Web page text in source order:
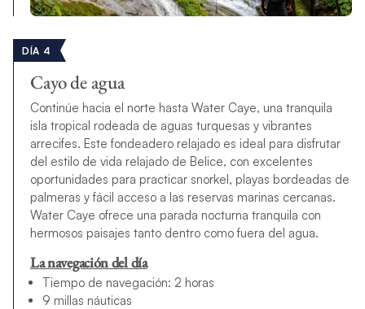
DÍA 4
Cayo de agua
Continúe hacia el norte hasta Water Caye, una tranquila
isla tropical rodeada de aguas turquesas y vibrantes
arrecifes. Este fondeadero relajado es ideal para disfrutar
del estilo de vida relajado de Belice, con excelentes
oportunidades para practicar snorkel, playas bordeadas de
palmeras y fácil acceso a las reservas marinas cercanas.
Water Caye ofrece una parada nocturna tranquila con
hermosos paisajes tanto dentro como fuera del agua.
La navegación del día
Tiempo de navegación: 2 horas
9 millas náuticas